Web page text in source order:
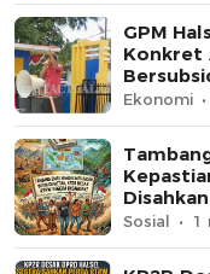
GPM
Konkret
Ekonomi
Disahkan
Sosial 1